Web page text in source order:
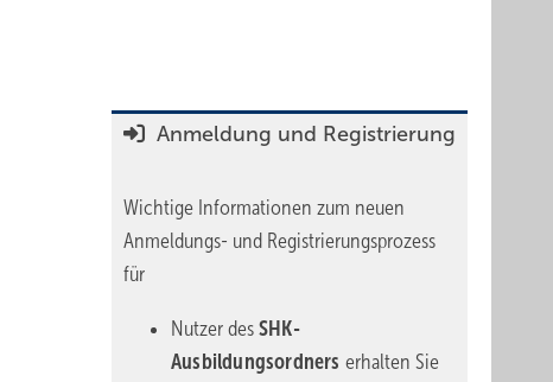
Anmeldung und Registrierung
Wichtige Informationen zum neuen
Anmeldungs- und Registrierungsprozess
für
Nutzer des SHK-
Ausbildungsordners erhalten Sie